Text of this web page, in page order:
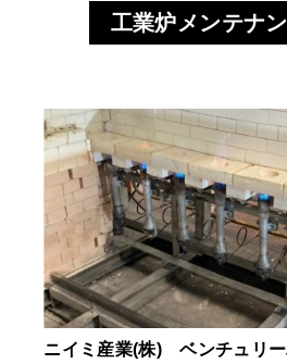
工業炉メンテナ
ニイミ産業(株) ベンチュリ